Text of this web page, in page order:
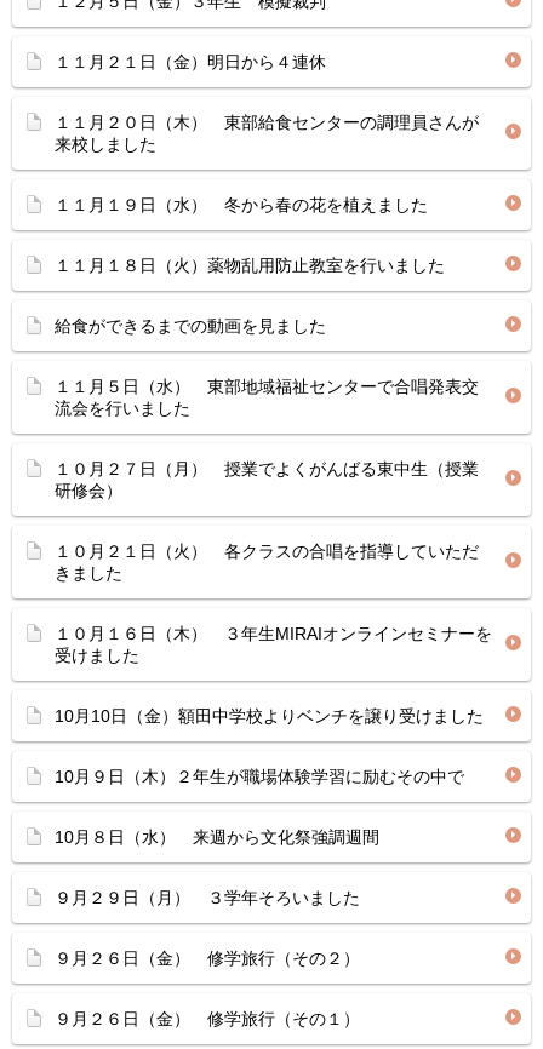
１１月２１日（金）明日から４連休
１１月２０日（木） 東部給食センターの調理員さんが
来校しました
１１月１９日（水） 冬から春の花を植えました
１１月１８日（火）薬物乱用防止教室を行いました
給食ができるまでの動画を見ました
１１月５日（水） 東部地域福祉センターで合唱発表交
流会を行いました
１０月２７日（月） 授業でよくがんばる東中生（授業
研修会）
１０月２１日（火） 各クラスの合唱を指導していただ
きました
１０月１６日（木） ３年生MIRAIオンラインセミナーを
受けました
10月10日（金）額田中学校よりベンチを譲り受けました
10月９日（木）２年生が職場体験学習に励むその中で
10月８日（水） 来週から文化祭強調週間
９月２９日（月） ３学年そろいました
９月２６日（金） 修学旅行（その２）
９月２６日（金） 修学旅行（その１）